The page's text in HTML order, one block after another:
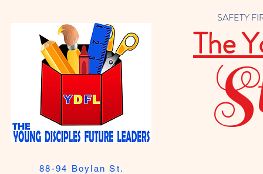
SAFETY
88-94 Boylan St.
The